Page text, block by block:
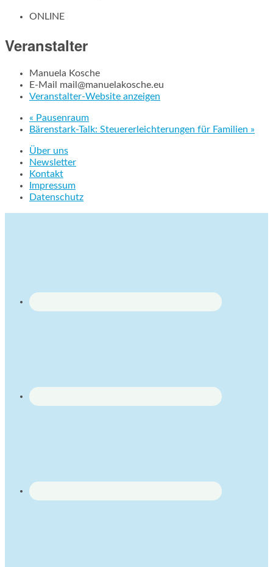
ONLINE
Veranstalter
Manuela Kosche
E-Mail mail@manuelakosche.eu
Veranstalter-Website anzeigen
« Pausenraum
Bärenstark-Talk: Steuererleichterungen für Familien »
Über uns
Newsletter
Kontakt
Impressum
Datenschutz